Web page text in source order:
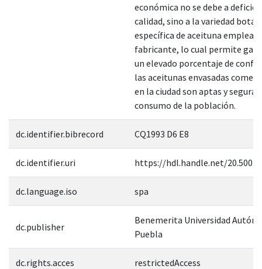
económica no se debe a
calidad, sino a la variedad
específica de aceituna
fabricante, lo cual permite
un elevado porcentaje de
las aceitunas envasadas
en la ciudad son aptas y
consumo de la población.
dc.identifier.bibrecord CQ1993 D6 E8
dc.identifier.uri https://hdl.handle.net/
dc.language.iso spa
dc.publisher
Benemerita Universidad
Puebla
dc.rights.acces restrictedAccess